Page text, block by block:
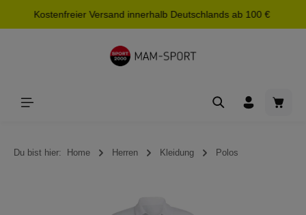
springen
Kostenfreier Versand innerhalb Deutschlands ab 100 €
Du bist hier: Home Herren Kleidung Polos
Bildergalerie überspringen